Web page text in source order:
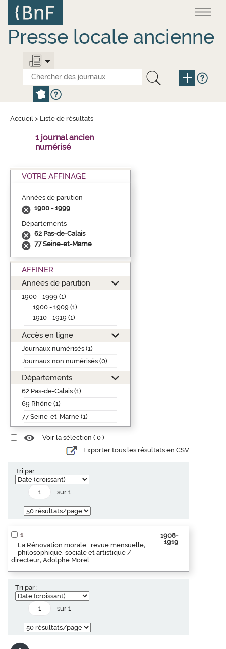
contenu
principal
Presse locale ancienne
Accueil > Liste de résultats
1 journal ancien
numérisé
VOTRE AFFINAGE
Années de parution
1900 - 1999
Départements
62 Pas-de-Calais
77 Seine-et-Marne
AFFINER
Années de parution
1900 - 1999 (1)
1900 - 1909 (1)
1910 - 1919 (1)
Accès en ligne
Journaux numérisés (1)
Journaux non numérisés (0)
Départements
62 Pas-de-Calais (1)
69 Rhône (1)
77 Seine-et-Marne (1)
Voir la sélection ( 0 )
Exporter tous les résultats en CSV
Tri par :
sur 1
1
La Rénovation morale : revue mensuelle,
philosophique, sociale et artistique /
directeur, Adolphe Morel
1908-
1919
Tri par :
sur 1
Panneau de gestion des cookies